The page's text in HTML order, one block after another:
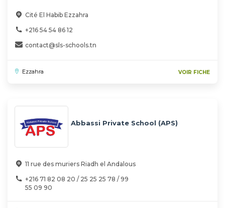
Cité El Habib Ezzahra
+216 54 54 86 12
contact@sls-schools.tn
Ezzahra VOIR FICHE
Abbassi Private School (APS)
11 rue des muriers Riadh el Andalous
+216 71 82 08 20 / 25 25 25 78 / 99
55 09 90